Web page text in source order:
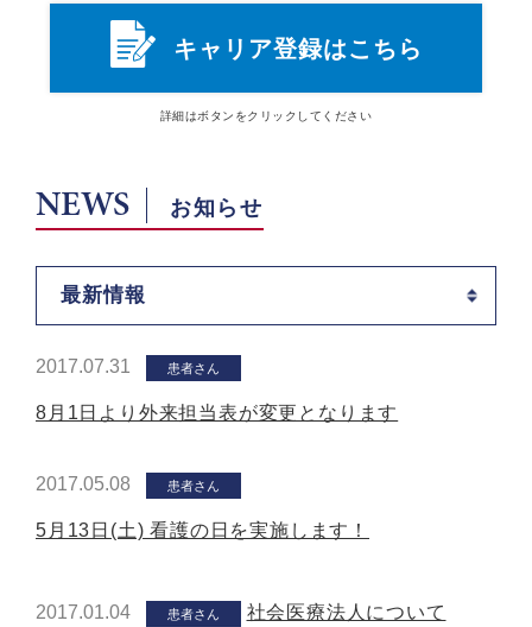
キャリア登録はこちら
詳細はボタン をクリックしてください
NEWS お知らせ
最新情報
2017.07.31 患者さん
8月1日より外来担当表が変更となります
2017.05.08 患者さん
5月13日(土) 看護の日を実施します！
2017.01.04 患者さん 社会医療法人について